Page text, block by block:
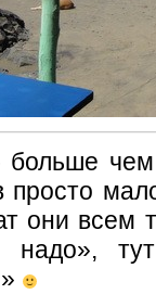
просто
они всем
надо»,